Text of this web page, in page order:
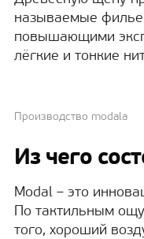
называемые
повышающими
лёгкие и тонкие
Производство modala
Из чего
Modal – это
По тактильным
того, хороший